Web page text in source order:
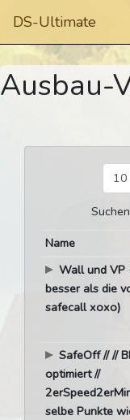
DS-Ultimate
Ausbau-
Suchen
Name
Wall und VP
besser als die
safecall xoxo)
SafeOff // //
optimiert //
selbe Punkte